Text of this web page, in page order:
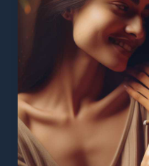
Казани
надежные
покупки
сети